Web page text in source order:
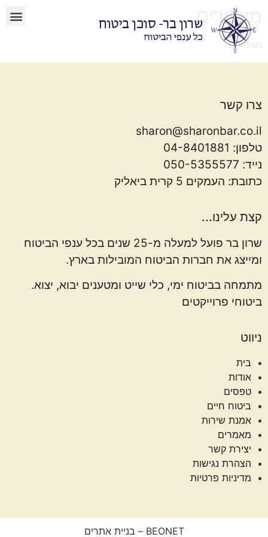
מאמרים
מאמרים
צרו קשר
sharon@sharonbar.co.il
טלפון: 04-8401881
נייד: 050-5355577
כתובת: העמקים 5 קרית ביאליק
קצת עלינו...
שרון בר פועל למעלה מ-25 שנים בכל ענפי הביטוח
ומייצג את חברות הביטוח המובילות בארץ.
מתמחה בביטוח ימי, כלי שייט ומטענים יבוא, יצוא.
ביטוחי פרוייקטים
ניווט
בית
אודות
טפסים
ביטוח חיים
אמנת שירות
מאמרים
יצירת קשר
הצהרת נגישות
מדיניות פרטיות
BEONET – בניית אתרים